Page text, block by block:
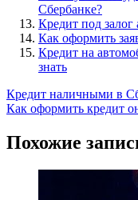
Сбербанке?
Кредит под залог
Как оформить
Кредит на
знать
Навигация
по
записям
Кредит наличными в
Как оформить кредит
Похожие